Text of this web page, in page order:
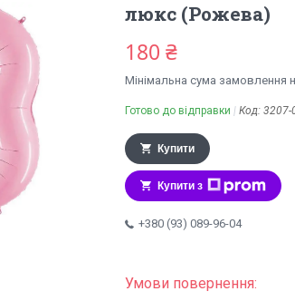
люкс (Рожева)
180 ₴
Мінімальна сума замовлення
Готово до відправки Код: 3207-
Купити
Купити з
+380 (93) 089-96-04